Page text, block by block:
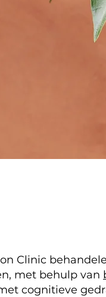
Clinic
met behulp van
cognitieve